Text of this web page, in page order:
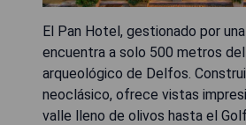
El Pan Hotel, gestionado por
encuentra a solo 500 metros
arqueológico de Delfos.
neoclásico, ofrece vistas
valle lleno de olivos hasta el